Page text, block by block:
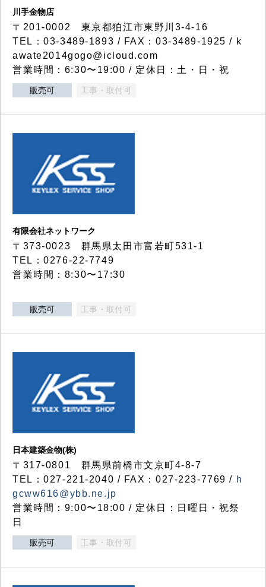
川手金物店
〒201-0002 東京都狛江市東野川3-4-16
TEL：03-3489-1893 / FAX：03-3489-1925 / k
awate2014gogo@icloud.com
営業時間：6:30〜19:00 / 定休日：土・日・祝
販売可 工事・取付可
有限会社ネットワーク
〒373-0023 群馬県太田市富若町531-1
TEL：0276-22-7749
営業時間：8:30〜17:30
販売可 工事・取付可
日本建築金物(株)
〒317‐0801 群馬県前橋市文京町4-8-7
TEL：027-221-2040 / FAX：027-223-7769 / h
gcww616@ybb.ne.jp
営業時間：9:00〜18:00 / 定休日：日曜日・祝祭
日
販売可 工事・取付可